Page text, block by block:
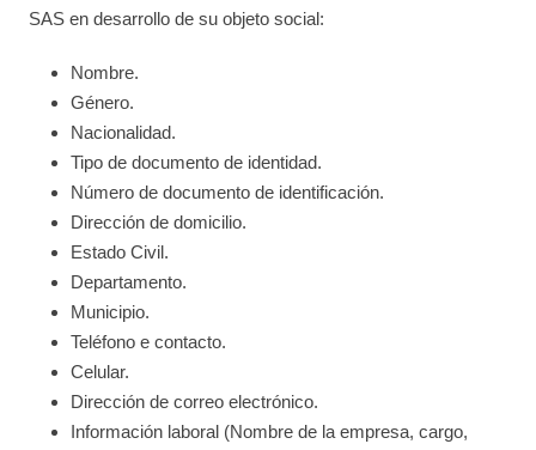
SAS en desarrollo de su objeto social:
Nombre.
Género.
Nacionalidad.
Tipo de documento de identidad.
Número de documento de identificación.
Dirección de domicilio.
Estado Civil.
Departamento.
Municipio.
Teléfono e contacto.
Celular.
Dirección de correo electrónico.
Información laboral (Nombre de la empresa, cargo,